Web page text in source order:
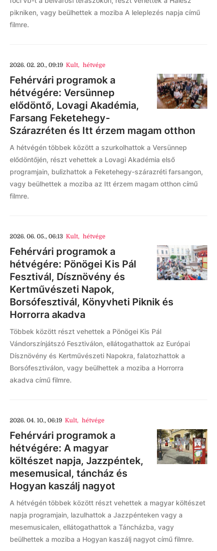
pikniken, vagy beülhettek a moziba A leleplezés napja című
filmre.
2026. 02. 20., 09:19 Kult, hétvége
Fehérvári programok a
hétvégére: Versünnep
elődöntő, Lovagi Akadémia,
Farsang Feketehegy-
Szárazréten és Itt érzem magam otthon
A hétvégén többek között a szurkolhattok a Versünnep
elődöntőjén, részt vehettek a Lovagi Akadémia első
programjain, bulizhattok a Feketehegy-szárazréti farsangon,
vagy beülhettek a moziba az Itt érzem magam otthon című
filmre.
2026. 06. 05., 06:13 Kult, hétvége
Fehérvári programok a
hétvégére: Pönögei Kis Pál
Fesztivál, Dísznövény és
Kertművészeti Napok,
Borsófesztivál, Könyvheti Piknik és
Horrorra akadva
Többek között részt vehettek a Pönögei Kis Pál
Vándorszínjátszó Fesztiválon, ellátogathattok az Európai
Dísznövény és Kertművészeti Napokra, falatozhattok a
Borsófesztiválon, vagy beülhettek a moziba a Horrorra
akadva című filmre.
2026. 04. 10., 06:19 Kult, hétvége
Fehérvári programok a
hétvégére: A magyar
költészet napja, Jazzpéntek,
mesemusical, táncház és
Hogyan kaszálj nagyot
A hétvégén többek között részt vehettek a magyar költészet
napja programjain, lazulhattok a Jazzpénteken vagy a
mesemusicalen, ellátogathattok a Táncházba, vagy
beülhettek a moziba a Hogyan kaszálj nagyot című filmre.